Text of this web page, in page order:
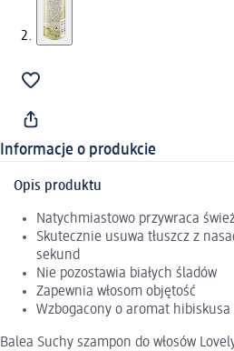
Informacje o produkcie
Opis produktu
Natychmiastowo przywraca
Skutecznie usuwa tłuszcz z
sekund
Nie pozostawia białych śladów
Zapewnia włosom objętość
Wzbogacony o aromat
Balea Suchy szampon do włosów